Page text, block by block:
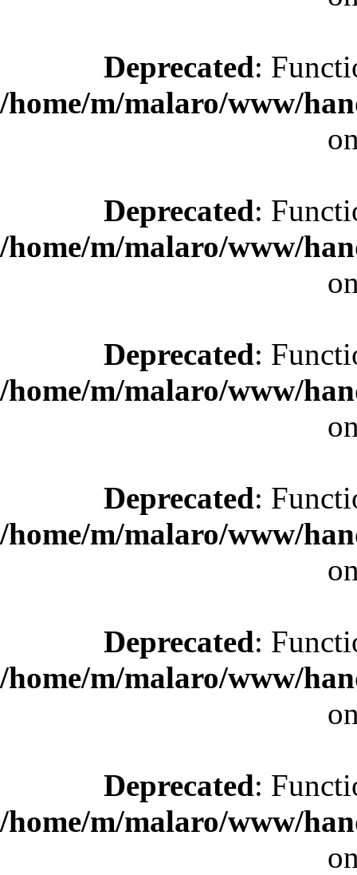
Deprecated:
/home/m/malaro/www/
Deprecated:
/home/m/malaro/www/
Deprecated:
/home/m/malaro/www/
Deprecated:
/home/m/malaro/www/
Deprecated:
/home/m/malaro/www/
Deprecated:
/home/m/malaro/www/